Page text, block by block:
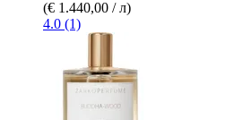
(€ 1.440,00 / л)
4.0 (1)